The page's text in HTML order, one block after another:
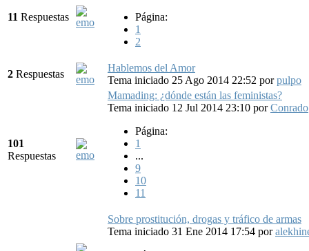
11 Respuestas
Página:
1
2
2 Respuestas
Hablemos del Amor
Tema iniciado 25 Ago 2014 22:52 porpulpo
101
Respuestas
Mamading: ¿dónde están las feministas?
Tema iniciado 12 Jul 2014 23:10 porConrado
Página:
1
...
9
10
11
Sobre prostitución, drogas y tráfico de armas
Tema iniciado 31 Ene 2014 17:54 por